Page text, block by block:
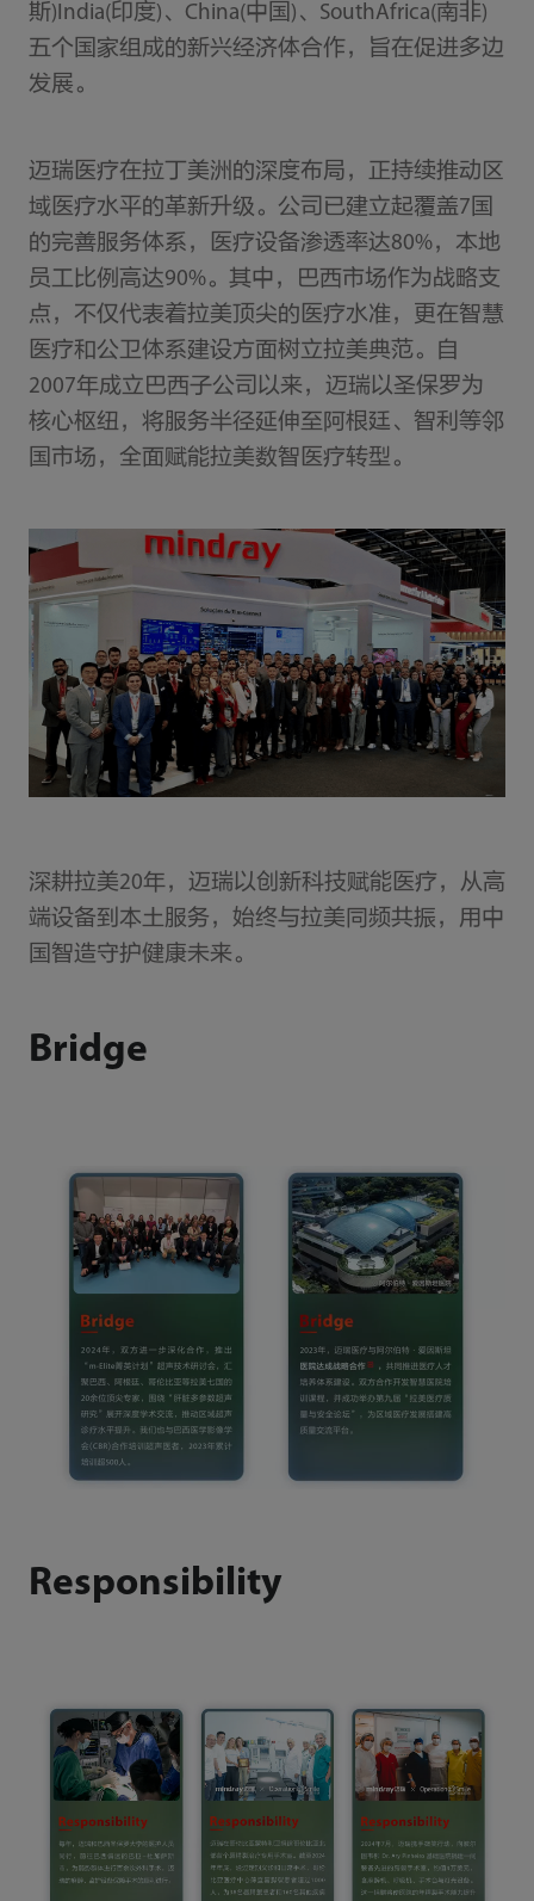
斯)India(印度)、China(中国)、SouthAfrica(南非)
五个国家组成的新兴经济体合作，旨在促进多边
发展。
迈瑞医疗在拉丁美洲的深度布局，正持续推动区
域医疗水平的革新升级。公司已建立起覆盖7国
的完善服务体系，医疗设备渗透率达80%，本地
员工比例高达90%。其中，巴西市场作为战略支
点，不仅代表着拉美顶尖的医疗水准，更在智慧
医疗和公卫体系建设方面树立拉美典范。自
2007年成立巴西子公司以来，迈瑞以圣保罗为
核心枢纽，将服务半径延伸至阿根廷、智利等邻
国市场，全面赋能拉美数智医疗转型。
深耕拉美20年，迈瑞以创新科技赋能医疗，从高
端设备到本土服务，始终与拉美同频共振，用中
国智造守护健康未来。
Bridge
Responsibility